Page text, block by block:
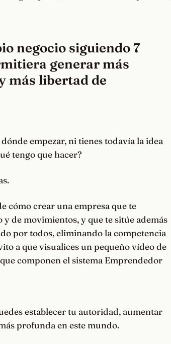
negocio siguiendo 7
generar más
más libertad de
empezar, ni tienes todavía la idea
tengo que hacer?
cómo crear una empresa que te
de movimientos, y que te sitúe además
por todos, eliminando la competencia
a que visualices un pequeño vídeo de
componen el sistema Emprendedor
establecer tu autoridad, aumentar
profunda en este mundo.